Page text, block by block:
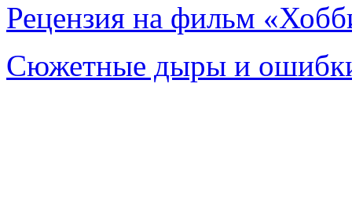
Рецензия на фильм
Сюжетные дыры и